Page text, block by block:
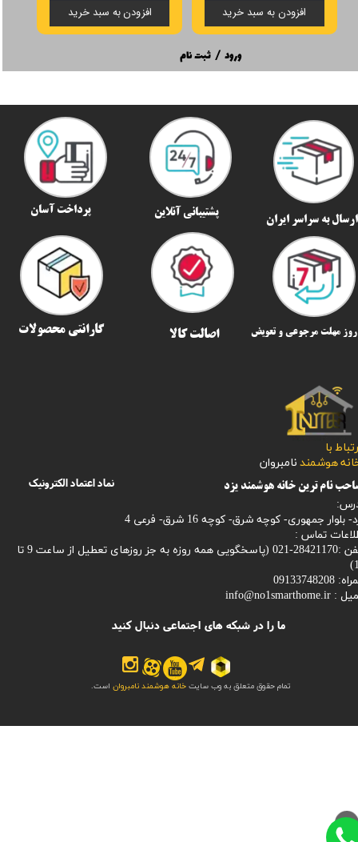
افزودن به سبد خرید افزودن به سبد خرید
ورود / ثبت نام
تمام حقوق متعلق به وب سایت خانه هوشمند نامبروان است.
با
هوشمند نامبروان
>
بلوار جمهوری- کوچه شرق- کوچه 16 شرق- فرعی 4
تماس :
021 (
پاسخگویی همه روزه به جز روزهای تعطیل از ساعت 9 تا
09133748208
:
info@no1smarthome.ir
ما را در شبکه های اجتماعی دنبال کنید
نماد اعتماد الکترونیک
ارسال به سراسر ایران​​​​​​​
پشتیبانی آنلاین پرداخت آسان
اصالت کالا گارانتی محصولات
نام ترین خانه هوشمند یزد